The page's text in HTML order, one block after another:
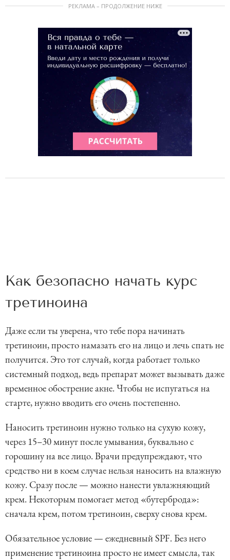
РЕКЛАМА – ПРОДОЛЖЕНИЕ НИЖЕ
Как безопасно начать курс
третиноина
Даже если ты уверена, что тебе пора начинать
третиноин, просто намазать его на лицо и лечь спать не
получится. Это тот случай, когда работает только
системный подход, ведь препарат может вызывать даже
временное обострение акне. Чтобы не испугаться на
старте, нужно вводить его очень постепенно.
Наносить третиноин нужно только на сухую кожу,
через 15–30 минут после умывания, буквально с
горошину на все лицо. Врачи предупреждают, что
средство ни в коем случае нельзя наносить на влажную
кожу. Сразу после — можно нанести увлажняющий
крем. Некоторым помогает метод «бутерброда»:
сначала крем, потом третиноин, сверху снова крем.
Обязательное условие — ежедневный SPF. Без него
применение третиноина просто не имеет смысла, так